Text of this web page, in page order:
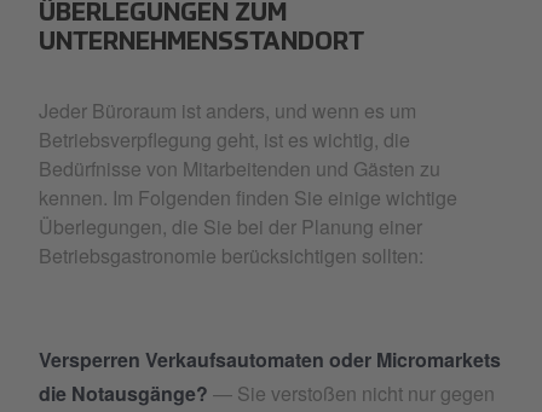
ÜBERLEGUNGEN ZUM
UNTERNEHMENSSTANDORT
Jeder Büroraum ist anders, und wenn es um
Betriebsverpflegung geht, ist es wichtig, die
Bedürfnisse von Mitarbeitenden und Gästen zu
kennen. Im Folgenden finden Sie einige wichtige
Überlegungen, die Sie bei der Planung einer
Betriebsgastronomie berücksichtigen sollten:
Versperren Verkaufsautomaten oder Micromarkets
die Notausgänge? — Sie verstoßen nicht nur gegen